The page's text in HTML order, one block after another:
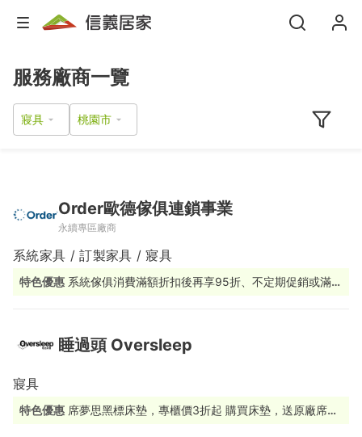
服務廠商一覽
寢具
Order歐德傢俱連鎖事業
永續專區廠商
系統家具 / 訂製家具 / 寢具
特色優惠 系統傢俱消費滿額折扣後再享95折、不定期促銷或滿額
睡過頭 Oversleep
寢具
特色優惠 席夢思黑標床墊，專櫃價3折起 購買床墊，送原廠席夢